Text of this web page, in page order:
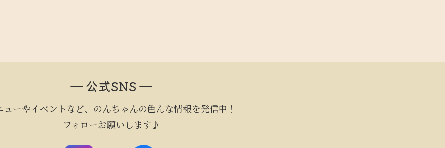
― 公式SNS ―
ューやイベントなど、のんちゃんの色んな情報を発信中！
フォローお願いします♪